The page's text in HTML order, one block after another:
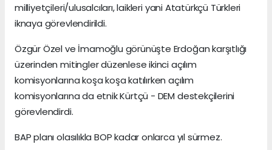
milliyetçileri/ulusalcıları, laikleri yani Atatürkçü Türkleri
iknaya görevlendirildi.
Özgür Özel ve İmamoğlu görünüşte Erdoğan karşıtlığı
üzerinden mitingler düzenlese ikinci açılım
komisyonlarına koşa koşa katılırken açılım
komisyonlarına da etnik Kürtçü - DEM destekçilerini
görevlendirdi.
BAP planı olasılıkla BOP kadar onlarca yıl sürmez.